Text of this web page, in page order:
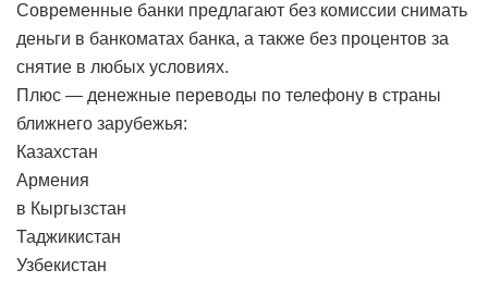
Современные банки предлагают без комиссии снимать
деньги в банкоматах банка, а также без процентов за
снятие в любых условиях.
Плюс — денежные переводы по телефону в страны
ближнего зарубежья:
Казахстан
Армения
в Кыргызстан
Таджикистан
Узбекистан